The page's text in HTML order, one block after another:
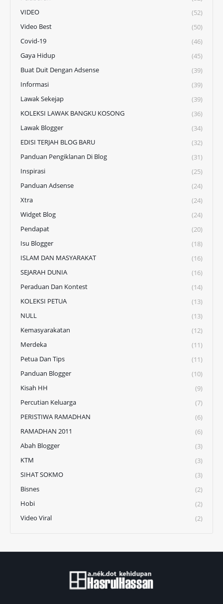
VIDEO
(52)
Video Best
(50)
Covid-19
(46)
Gaya Hidup
(45)
Buat Duit Dengan Adsense
(39)
Informasi
(39)
Lawak Sekejap
(39)
KOLEKSI LAWAK BANGKU KOSONG
(36)
Lawak Blogger
(34)
EDISI TERJAH BLOG BARU
(32)
Panduan Pengiklanan Di Blog
(31)
Inspirasi
(25)
Panduan Adsense
(24)
Xtra
(24)
Widget Blog
(24)
Pendapat
(20)
Isu Blogger
(18)
ISLAM DAN MASYARAKAT
(16)
SEJARAH DUNIA
(16)
Peraduan Dan Kontest
(14)
KOLEKSI PETUA
(13)
NULL
(13)
Kemasyarakatan
(12)
Merdeka
(11)
Petua Dan Tips
(11)
Panduan Blogger
(10)
Kisah HH
(9)
Percutian Keluarga
(7)
PERISTIWA RAMADHAN
(6)
RAMADHAN 2011
(6)
Abah Blogger
(3)
KTM
(3)
SIHAT SOKMO
(3)
Bisnes
(2)
Hobi
(2)
Video Viral
(2)